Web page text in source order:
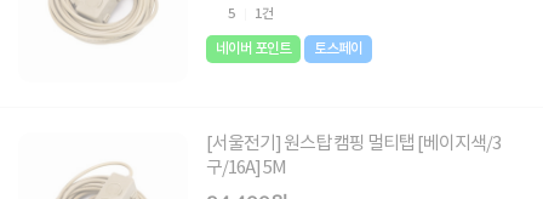
5 1건
네이버 포인트 토스페이
[서울전기] 원스탑 캠핑 멀티탭 [베이지색/3
구/16A] 5M